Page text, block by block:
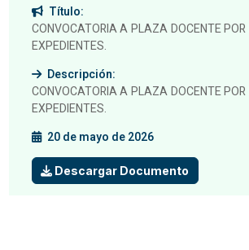
Título:
CONVOCATORIA A PLAZA DOCENTE
EXPEDIENTES.
Descripción:
CONVOCATORIA A PLAZA DOCENTE
EXPEDIENTES.
20 de mayo de 2026
Descargar Documento